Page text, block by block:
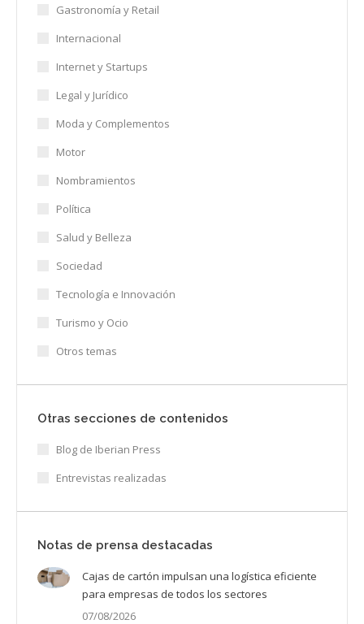
Gastronomía y Retail
Internacional
Internet y Startups
Legal y Jurídico
Moda y Complementos
Motor
Nombramientos
Política
Salud y Belleza
Sociedad
Tecnología e Innovación
Turismo y Ocio
Otros temas
Otras secciones de contenidos
Blog de Iberian Press
Entrevistas realizadas
Notas de prensa destacadas
Cajas de cartón impulsan una logística eficiente
para empresas de todos los sectores
07/08/2026